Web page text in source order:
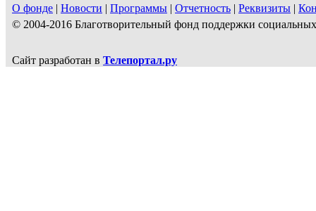
О фонде | Новости | Программы | Отчетность | Реквизиты |
© 2004-2016 Благотворительный фонд поддержки
Сайт разработан в Телепортал.ру